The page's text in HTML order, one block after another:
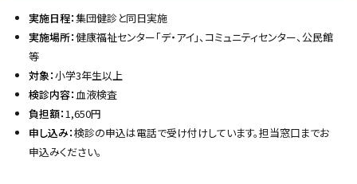
実施日程：集団健診と同日実施
実施場所：健康福祉センター「デ・アイ」、コミュニティセンター、公民館
等
対象：小学3年生以上
検診内容：血液検査
負担額：1,650円
申し込み：検診の申込は電話で受け付けしています。担当窓口までお
申込みください。